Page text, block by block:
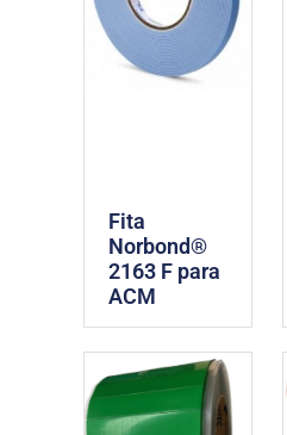
Fita
Norbond®
2163 F para
ACM